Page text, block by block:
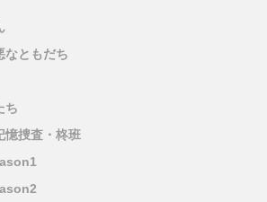
なともだち
ち
憶捜査・柊班